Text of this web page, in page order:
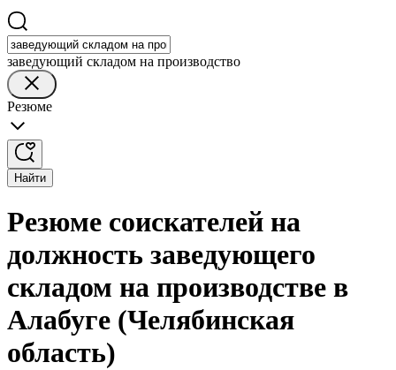
заведующий складом на производство
Резюме
Найти
Резюме соискателей на
должность заведующего
складом на производстве в
Алабуге (Челябинская
область)